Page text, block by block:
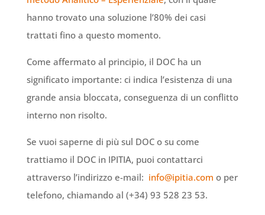
hanno trovato una soluzione l’80% dei casi
trattati fino a questo momento.
Come affermato al principio, il DOC ha un
significato importante: ci indica l’esistenza di una
grande ansia bloccata, conseguenza di un conflitto
interno non risolto.
Se vuoi saperne di più sul DOC o su come
trattiamo il DOC in IPITIA, puoi contattarci
attraverso l’indirizzo e-mail: info@ipitia.com o per
telefono, chiamando al (+34) 93 528 23 53.